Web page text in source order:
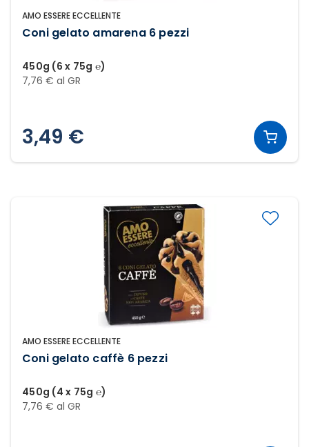
AMO ESSERE ECCELLENTE
Coni gelato amarena 6 pezzi
450g (6 x 75g ℮)
7,76 € al GR
3,49 €
AMO ESSERE ECCELLENTE
Coni gelato caffè 6 pezzi
450g (4 x 75g ℮)
7,76 € al GR